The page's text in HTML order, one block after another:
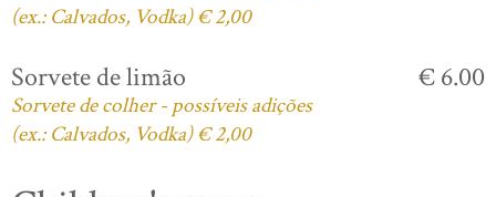
(ex.: Calvados, Vodka) € 2,00
Sorvete de limão
Sorvete de colher - possíveis adições
(ex.: Calvados, Vodka) € 2,00
€ 6.00